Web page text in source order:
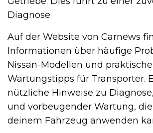
Diagnose.
Auf der Website von Carnews
Informationen über häufige
Nissan-Modellen und praktische
Wartungstipps für Transporter.
nützliche Hinweise zu
und vorbeugender Wartung,
deinem Fahrzeug anwenden